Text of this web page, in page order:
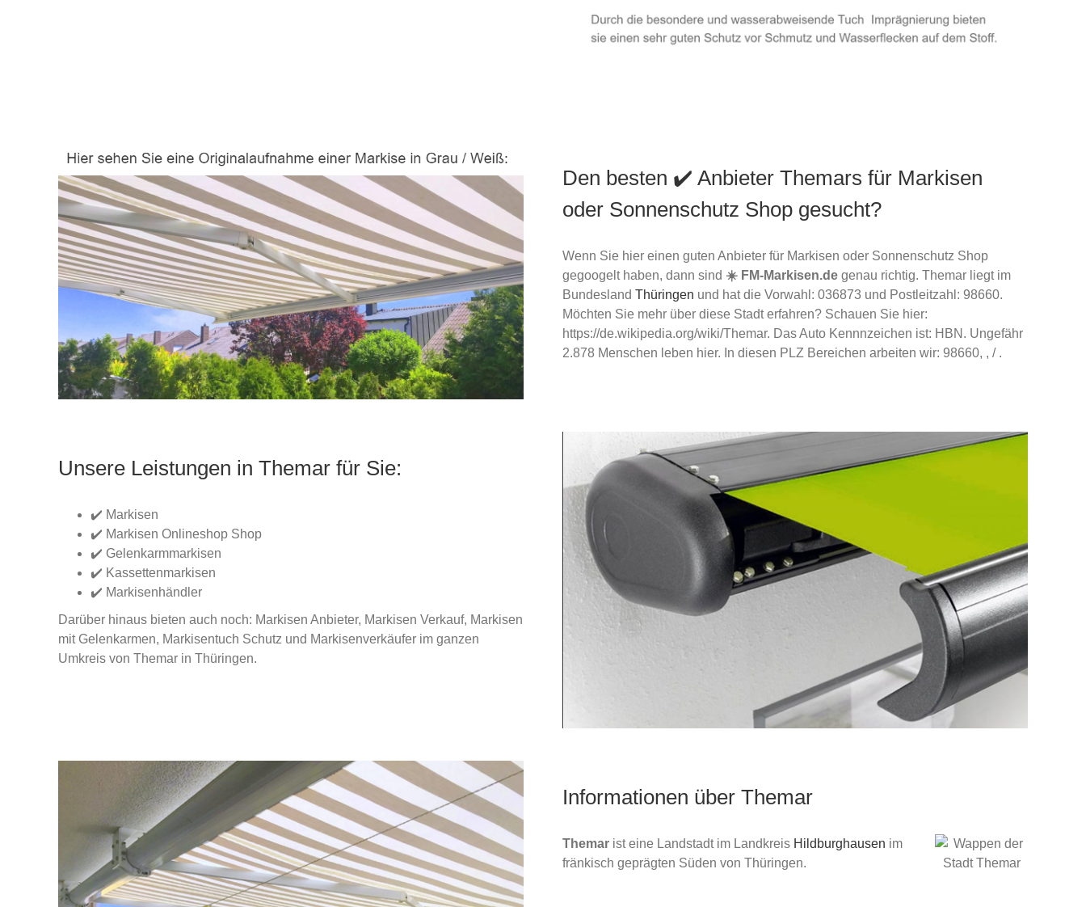
Den besten ✔️ Anbieter Themars für Markisen
oder Sonnenschutz Shop gesucht?
Wenn Sie hier einen guten Anbieter für Markisen oder Sonnenschutz Shop
gegoogelt haben, dann sind ☀️ FM-Markisen.de genau richtig. Themar liegt im
Bundesland Thüringen und hat die Vorwahl: 036873 und Postleitzahl: 98660.
Möchten Sie mehr über diese Stadt erfahren? Schauen Sie hier:
https://de.wikipedia.org/wiki/Themar. Das Auto Kennnzeichen ist: HBN. Ungefähr
2.878 Menschen leben hier. In diesen PLZ Bereichen arbeiten wir: 98660, , / .
Unsere Leistungen in Themar für Sie:
✔️ Markisen
✔️ Markisen Onlineshop Shop
✔️ Gelenkarmmarkisen
✔️ Kassettenmarkisen
✔️ Markisenhändler
Darüber hinaus bieten auch noch: Markisen Anbieter, Markisen Verkauf, Markisen
mit Gelenkarmen, Markisentuch Schutz und Markisenverkäufer im ganzen
Umkreis von Themar in Thüringen.
Informationen über Themar
Themar ist eine Landstadt im Landkreis Hildburghausen im
fränkisch geprägten Süden von Thüringen.